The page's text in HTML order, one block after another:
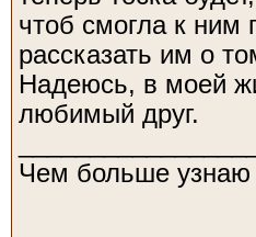
чтоб смогла к ним
рассказать им о
Надеюсь, в моей
любимый друг.
Чем больше